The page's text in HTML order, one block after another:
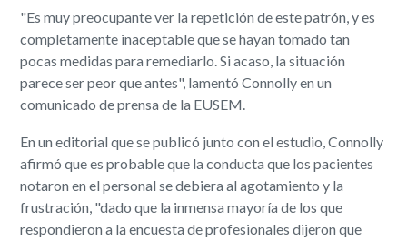
"Es muy preocupante ver la repetición de este patrón, y es
completamente inaceptable que se hayan tomado tan
pocas medidas para remediarlo. Si acaso, la situación
parece ser peor que antes", lamentó Connolly en un
comunicado de prensa de la EUSEM.
En un editorial que se publicó junto con el estudio, Connolly
afirmó que es probable que la conducta que los pacientes
notaron en el personal se debiera al agotamiento y la
frustración, "dado que la inmensa mayoría de los que
respondieron a la encuesta de profesionales dijeron que